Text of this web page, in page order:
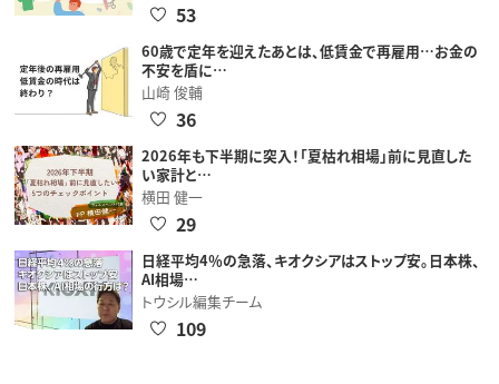
53
60歳で定年を迎えたあとは、低賃金で再雇用…お金の
不安を盾に…
山崎 俊輔
36
2026年も下半期に突入！「夏枯れ相場」前に見直した
い家計と…
横田 健一
29
日経平均4％の急落、キオクシアはストップ安。日本株、
AI相場…
トウシル編集チーム
109